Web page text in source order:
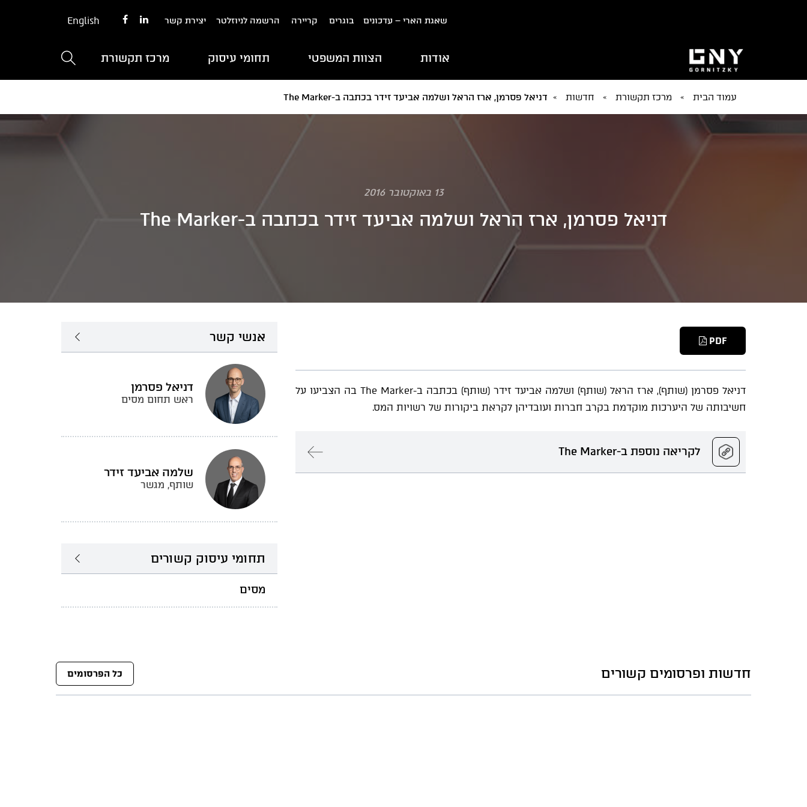
שאגת הארי – עדכונים בוגרים קריירה הרשמה לניוזלטר יצירת קשר English
אודות הצוות המשפטי תחומי עיסוק מרכז תקשורת
עמוד הבית » מרכז תקשורת » חדשות » דניאל פסרמן, ארז הראל ושלמה אביעד זידר בכתבה ב-The Marker
13 באוקטובר 2016
דניאל פסרמן, ארז הראל ושלמה אביעד זידר בכתבה ב-The Marker
PDF
דניאל פסרמן (שותף), ארז הראל (שותף) ושלמה אביעד זידר (שותף) בכתבה ב-The Marker בה הצביעו על
חשיבותה של היערכות מוקדמת בקרב חברות ועובדיהן לקראת ביקורות של רשויות המס.
לקריאה נוספת ב-The Marker
אנשי קשר
דניאל פסרמן
ראש תחום מסים
שלמה אביעד זידר
שותף, מגשר
תחומי עיסוק קשורים
מסים
חדשות ופרסומים קשורים כל הפרסומים